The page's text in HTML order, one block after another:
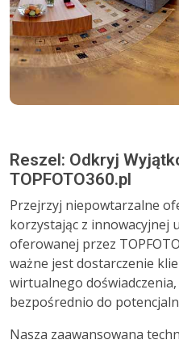
Reszel: Odkryj
TOPFOTO360.pl
Przejrzyj niepowtarzalne
korzystając z innowacyjnej
oferowanej przez
ważne jest dostarczenie
wirtualnego
bezpośrednio do
Nasza zaawansowana